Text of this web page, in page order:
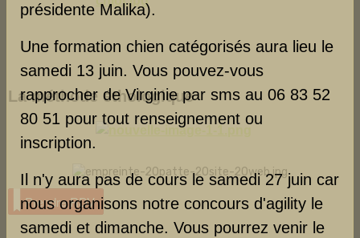
La méthode éthologique
Prendre RDV
présidente Malika).
Une formation chien catégorisés aura lieu le
samedi 13 juin. Vous pouvez-vous
rapprocher de Virginie par sms au 06 83 52
80 51 pour tout renseignement ou
inscription.
Il n'y aura pas de cours le samedi 27 juin car
nous organisons notre concours d'agility le
samedi et dimanche. Vous pourrez venir le